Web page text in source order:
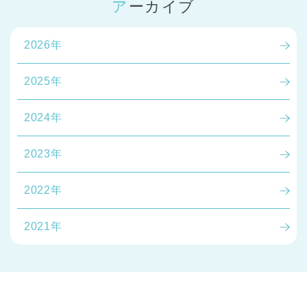
アーカイブ
2026年
2025年
2024年
2023年
2022年
2021年